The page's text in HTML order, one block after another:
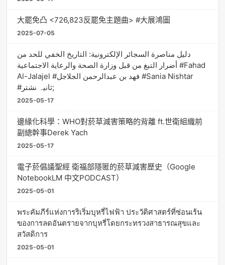
大罷免凸 <726,823反罷免主題曲> #大展鴻圖
2025-07-05
دليل مناصرة السجائر الإلكترونية: التاريخ الخفي للحد من
أضرار التبغ من قبل وزارة الصحة والرعاية الاجتماعية #Fahad
Al-Jalajel #فهد بن عبدالرحمن الجلاجل #Sania Nishtar
#ثانیہ نشتر;
2025-05-17
邊緣化科學：WHO對菸草減害策略的背離 ft.世衛組織前
副總幹事Derek Yach
2025-05-17
電子菸倡議聖經 衛福部隱匿的菸草減害歷史（Google
NotebookLM 中文PODCAST）
2025-05-01
พระคัมภีร์แห่งการริเริ่มบุหรี่ไฟฟ้า ประวัติศาสตร์ที่ซ่อนเร้น
ของการลดอันตรายจากบุหรี่โดยกระทรวงสาธารณสุขและ
สวัสดิการ
2025-05-01